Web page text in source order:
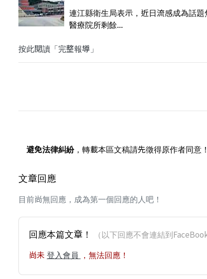
連江縣衛生局表示，近日流感成為話
醫療院所剩餘...
按此閱讀「完整報導」
避免法律糾紛，轉載本區文稿請先徵得原作者同意！
文章回應
目前尚無回應，成為第一個回應的人吧！
回應本篇文章！ （以下回應不會連結到
尚未 登入會員 ，無法回應！